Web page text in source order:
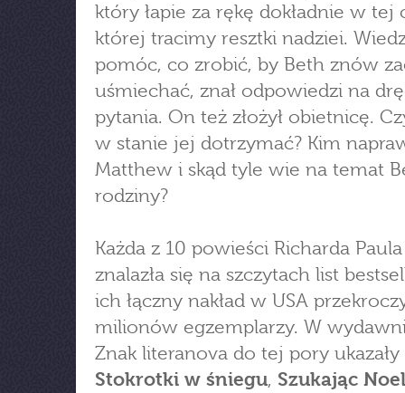
który łapie za rękę dokładnie w tej
której tracimy resztki nadziei.
pomóc, co zrobić, by Beth znów
uśmiechać, znał odpowiedzi na
pytania. On też złożył obietnicę.
w stanie jej dotrzymać? Kim
Matthew i skąd tyle wie na temat
rodziny?
Każda z 10 powieści Richarda
znalazła się na szczytach list
ich łączny nakład w USA
milionów egzemplarzy. W
Znak literanova do tej pory ukazały
Stokrotki w śniegu, Szukając Noel